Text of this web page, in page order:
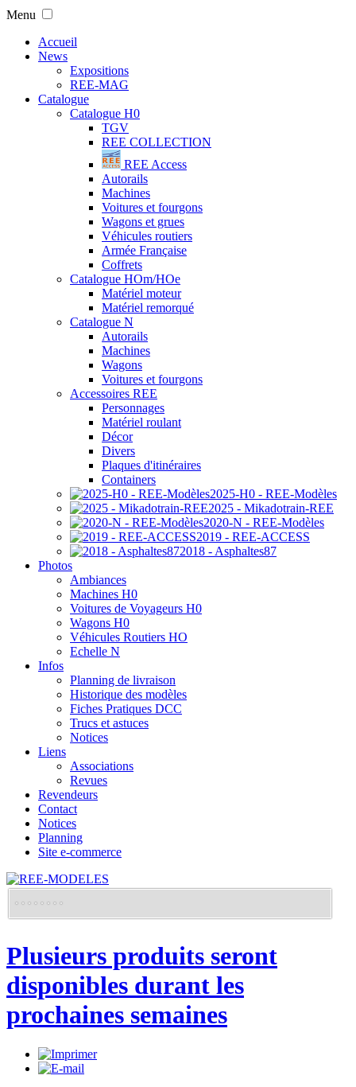
Menu
Accueil
News
Expositions
REE-MAG
Catalogue
Catalogue H0
TGV
REE COLLECTION
REE Access
Autorails
Machines
Voitures et fourgons
Wagons et grues
Véhicules routiers
Armée Française
Coffrets
Catalogue HOm/HOe
Matériel moteur
Matériel remorqué
Catalogue N
Autorails
Machines
Wagons
Voitures et fourgons
Accessoires REE
Personnages
Matériel roulant
Décor
Divers
Plaques d'itinéraires
Containers
2025-H0 - REE-Modèles
2025 - Mikadotrain-REE
2020-N - REE-Modèles
2019 - REE-ACCESS
2018 - Asphaltes87
Photos
Ambiances
Machines H0
Voitures de Voyageurs H0
Wagons H0
Véhicules Routiers HO
Echelle N
Infos
Planning de livraison
Historique des modèles
Fiches Pratiques DCC
Trucs et astuces
Notices
Liens
Associations
Revues
Revendeurs
Contact
Notices
Planning
Site e-commerce
Plusieurs produits seront
disponibles durant les
prochaines semaines